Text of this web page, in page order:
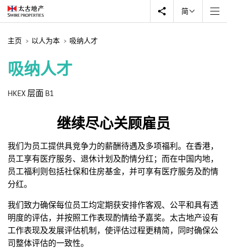
简
主页 以人为本 吸纳人才
吸纳人才
HKEX 层面 B1
继续尽心关顾雇员
我们为员工提供具竞争力的薪酬待遇及多项福利。在香港，
员工享有医疗服务、退休计划及酌情分红；而在中国内地，
员工福利则包括社保和住房基金，并可享有医疗服务及酌情
分红。
我们致力确保每位员工均定期获安排作客观、公平和具有透
明度的评估，并按照工作表现酌情给予嘉奖。太古地产设有
工作表现及发展评估机制，使评估过程更精简，同时确保公
司整体评估的一致性。